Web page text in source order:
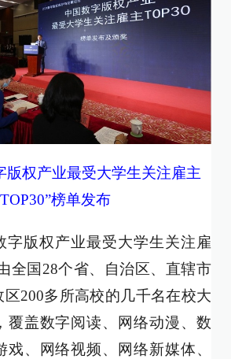
版权产业最受大学生关注雇主
TOP30”榜单发布
字版权产业最受大学生关注雇
全国28个省、自治区、直辖市
200多所高校的几千名在校大
覆盖数字阅读、网络动漫、数
戏、网络视频、网络新媒体、